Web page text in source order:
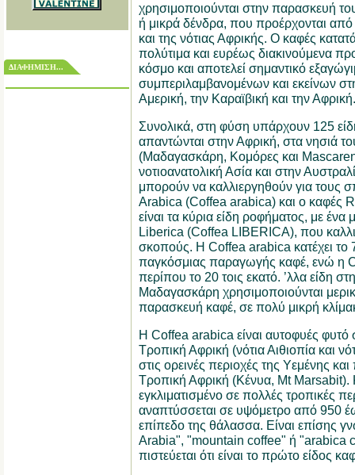
ΔΙΑΦΗΜΙΣΗ...
χρησιμοποιούνται στην παρασκευή
ή μικρά δένδρα, που προέρχονται από
και της νότιας Αφρικής. Ο καφές
πολύτιμα και ευρέως διακινούμενα
κόσμο και αποτελεί σημαντικό
συμπεριλαμβανομένων και εκείνων
Αμερική, την Καραϊβική και την Αφρική.
Συνολικά, στη φύση υπάρχουν 125
απαντώνται στην Αφρική, στα νησιά
(Μαδαγασκάρη, Κομόρες και
νοτιοανατολική Ασία και στην
μπορούν να καλλιεργηθούν για τους
Arabica (Coffea arabica) και ο καφές
είναι τα κύρια είδη ροφήματος, με
Liberica (Coffea LIBERICA), που
σκοπούς. Η Coffea arabica κατέχει το
παγκόσμιας παραγωγής καφέ, ενώ η
περίπου το 20 τοις εκατό. ’λλα είδη
Μαδαγασκάρη χρησιμοποιούνται
παρασκευή καφέ, σε πολύ μικρή
Η Coffea arabica είναι αυτοφυές φυτό
Τροπική Αφρική (νότια Αιθιοπία και
στις ορεινές περιοχές της Υεμένης
Τροπική Αφρική (Κένυα, Mt Marsabit).
εγκλιματισμένο σε πολλές τροπικές
αναπτύσσεται σε υψόμετρο από 950
επίπεδο της θάλασσα. Είναι επίσης
Arabia", "mountain coffee" ή "arabica
πιστεύεται ότι είναι το πρώτο είδος